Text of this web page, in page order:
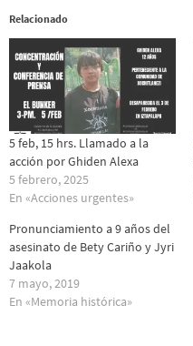
Relacionado
5 feb, 15 hrs. Llamado a la
acción por Ghiden Alexa
5 febrero, 2025
En «Acciones urgentes»
Pronunciamiento a 9 años del
asesinato de Bety Cariño y Jyri
Jaakola
7 mayo, 2019
En «Memoria histórica»